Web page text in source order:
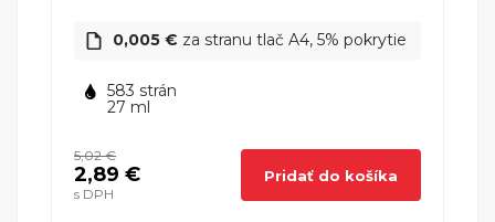
Canon Pixma TS8152
Canon
0,005 € za stranu tlač A4, 5% pokrytie
583 strán
27 ml
5,02 €
2,89 €
s DPH
Pridať do košíka